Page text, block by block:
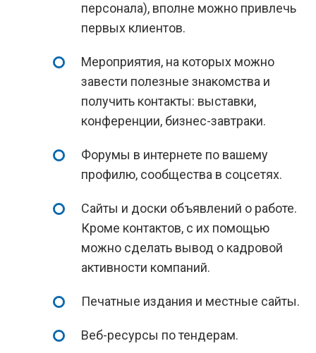
персонала), вполне можно привлечь
первых клиентов.
Мероприятия, на которых можно
завести полезные знакомства и
получить контакты: выставки,
конференции, бизнес-завтраки.
Форумы в интернете по вашему
профилю, сообщества в соцсетях.
Сайты и доски объявлений о работе.
Кроме контактов, с их помощью
можно сделать вывод о кадровой
активности компаний.
Печатные издания и местные сайты.
Веб-ресурсы по тендерам.